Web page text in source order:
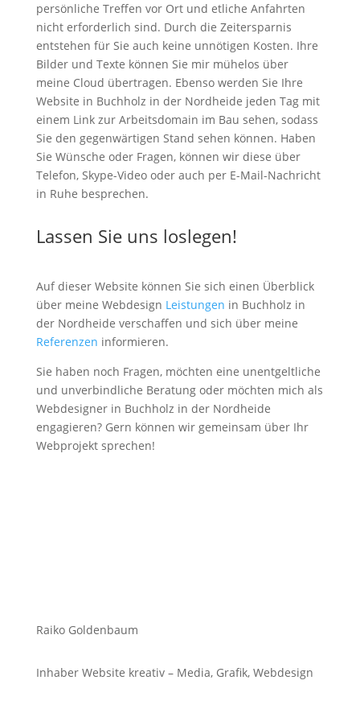
persönliche Treffen vor Ort und etliche Anfahrten
nicht erforderlich sind. Durch die Zeitersparnis
entstehen für Sie auch keine unnötigen Kosten. Ihre
Bilder und Texte können Sie mir mühelos über
meine Cloud übertragen. Ebenso werden Sie Ihre
Website in Buchholz in der Nordheide jeden Tag mit
einem Link zur Arbeitsdomain im Bau sehen, sodass
Sie den gegenwärtigen Stand sehen können. Haben
Sie Wünsche oder Fragen, können wir diese über
Telefon, Skype-Video oder auch per E-Mail-Nachricht
in Ruhe besprechen.
Lassen Sie uns loslegen!
Auf dieser Website können Sie sich einen Überblick
über meine Webdesign Leistungen in Buchholz in
der Nordheide verschaffen und sich über meine
Referenzen informieren.
Sie haben noch Fragen, möchten eine unentgeltliche
und unverbindliche Beratung oder möchten mich als
Webdesigner in Buchholz in der Nordheide
engagieren? Gern können wir gemeinsam über Ihr
Webprojekt sprechen!
Raiko Goldenbaum
Inhaber Website kreativ – Media, Grafik, Webdesign